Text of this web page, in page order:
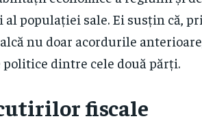
populației sale. Ei susțin că,
nu doar acordurile
dintre cele două părți.
fiscale